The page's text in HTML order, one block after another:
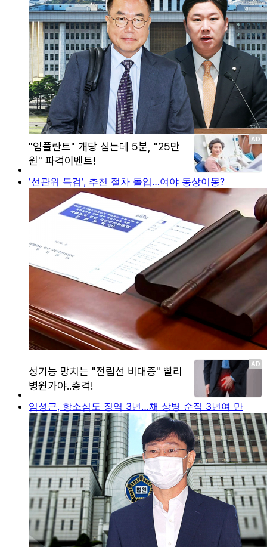
'선관위 특검', 추천 절차 돌입…여야 동상이몽?
임성근, 항소심도 징역 3년…채 상병 순직 3년여 만